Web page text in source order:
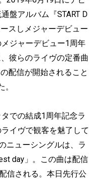
盤アルバム『START D
スしメジャーデビュー
ジャーデビュー1周年
彼らのライヴの定番曲
配信が開始されること
での結成1周年記念ラ
イヴで観客を魅了して
ニューシングルは、ラ
day」。この曲は配信
信される。本日先行公